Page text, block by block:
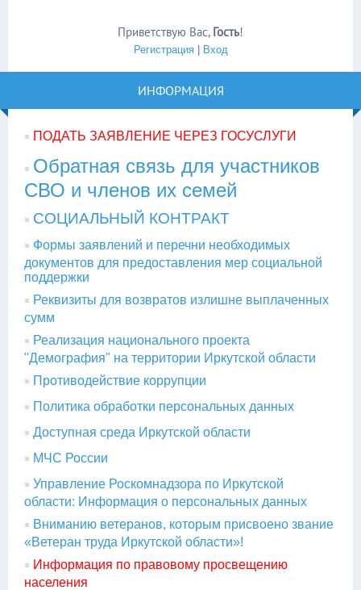
Приветствую Вас, Гость!
Регистрация| Вход
ИНФОРМАЦИЯ
ПОДАТЬ ЗАЯВЛЕНИЕ ЧЕРЕЗ ГОСУСЛУГИ
Обратная связь для участников
СВО и членов их семей
СОЦИАЛЬНЫЙ КОНТРАКТ
Формы заявлений и перечни необходимых
документов для предоставления мер социальной
поддержки
Реквизиты для возвратов излишне выплаченных
сумм
Реализация национального проекта
"Демография" на территории Иркутской области
Противодействие коррупции
Политика обработки персональных данных
Доступная среда Иркутской области
МЧС России
Управление Роскомнадзора по Иркутской
области: Информация о персональных данных
Вниманию ветеранов, которым присвоено звание
«Ветеран труда Иркутской области»!
Информация по правовому просвещению
населения